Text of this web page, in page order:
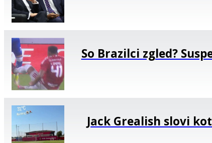
So Brazilci zgled?
Jack Grealish slovi